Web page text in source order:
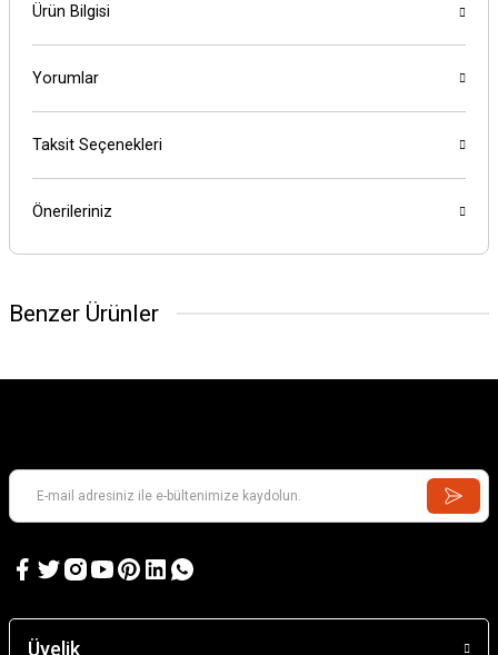
Ürün Bilgisi
Yorumlar
Taksit Seçenekleri
Önerileriniz
Benzer Ürünler
Kill Team: Terror on Devlan
Üyelik